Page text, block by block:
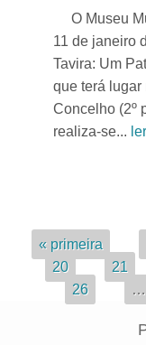
O Museu
11 de janeiro
Tavira: Um
que terá
Concelho (2º
realiza-se...
Páginas
« primeira
20
21
26
…